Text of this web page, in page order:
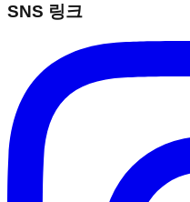
SNS 링크